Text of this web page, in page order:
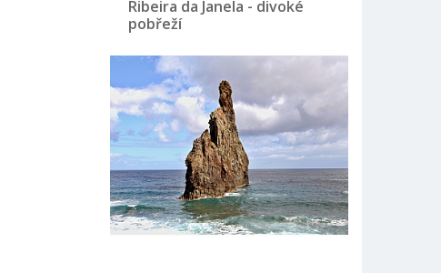
Ribeira da Janela - divoké
pobřeží